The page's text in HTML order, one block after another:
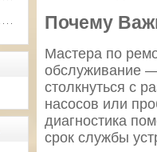
Почему
Мастера по
обслуживание
столкнуться с
насосов или
диагностика
срок службы